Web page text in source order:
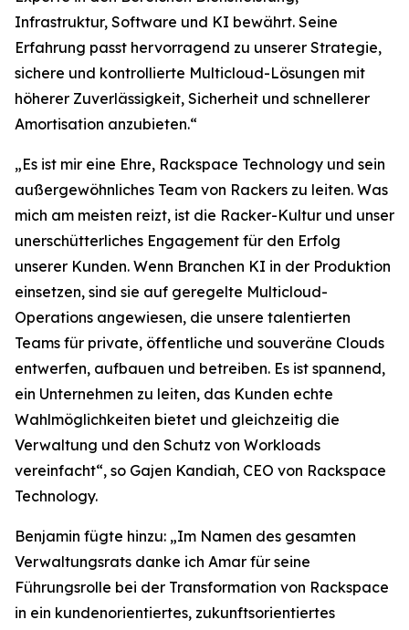
Infrastruktur, Software und KI bewährt. Seine
Erfahrung passt hervorragend zu unserer Strategie,
sichere und kontrollierte Multicloud-Lösungen mit
höherer Zuverlässigkeit, Sicherheit und schnellerer
Amortisation anzubieten.“
„Es ist mir eine Ehre, Rackspace Technology und sein
außergewöhnliches Team von Rackers zu leiten. Was
mich am meisten reizt, ist die Racker-Kultur und unser
unerschütterliches Engagement für den Erfolg
unserer Kunden. Wenn Branchen KI in der Produktion
einsetzen, sind sie auf geregelte Multicloud-
Operations angewiesen, die unsere talentierten
Teams für private, öffentliche und souveräne Clouds
entwerfen, aufbauen und betreiben. Es ist spannend,
ein Unternehmen zu leiten, das Kunden echte
Wahlmöglichkeiten bietet und gleichzeitig die
Verwaltung und den Schutz von Workloads
vereinfacht“, so Gajen Kandiah, CEO von Rackspace
Technology.
Benjamin fügte hinzu: „Im Namen des gesamten
Verwaltungsrats danke ich Amar für seine
Führungsrolle bei der Transformation von Rackspace
in ein kundenorientiertes, zukunftsorientiertes